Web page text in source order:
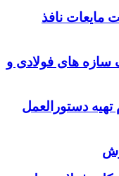
مایعات نافذ
سازه های فولادی و
دستورالعمل